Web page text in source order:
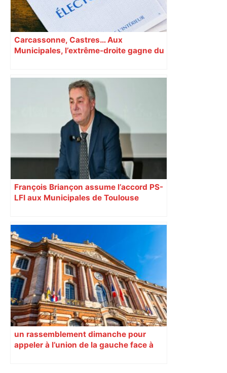
Carcassonne, Castres… Aux
Municipales, l’extrême-droite gagne du
François Briançon assume l’accord PS-
LFI aux Municipales de Toulouse
un rassemblement dimanche pour
appeler à l’union de la gauche face à